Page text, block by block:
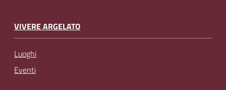
VIVERE ARGELATO
Luoghi
Eventi